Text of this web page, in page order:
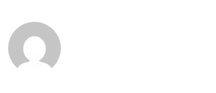
DE LA ENTRADA